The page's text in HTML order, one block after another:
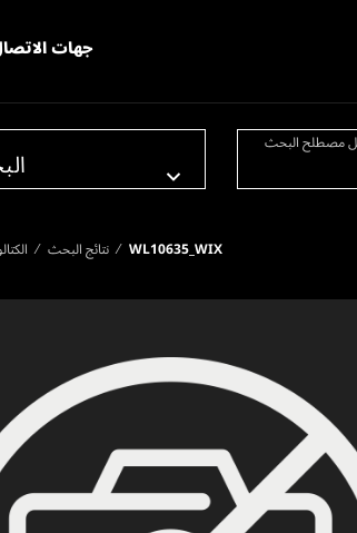
جهات
مصطلح البحث
نتائج البحث WL10635_WIX